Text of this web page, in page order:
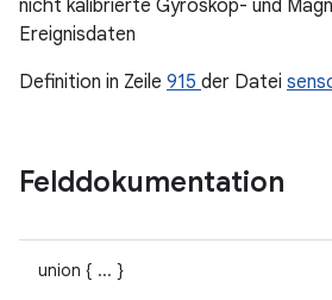
nicht kalibrierte Gyroskop- und
Ereignisdaten
Definition in Zeile 915 der Datei
Felddokumentation
union { ... }